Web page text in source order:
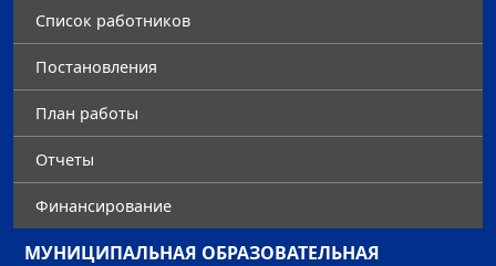
Список работников
Постановления
План работы
Отчеты
Финансирование
МУНИЦИПАЛЬНАЯ ОБРАЗОВАТЕЛЬНАЯ